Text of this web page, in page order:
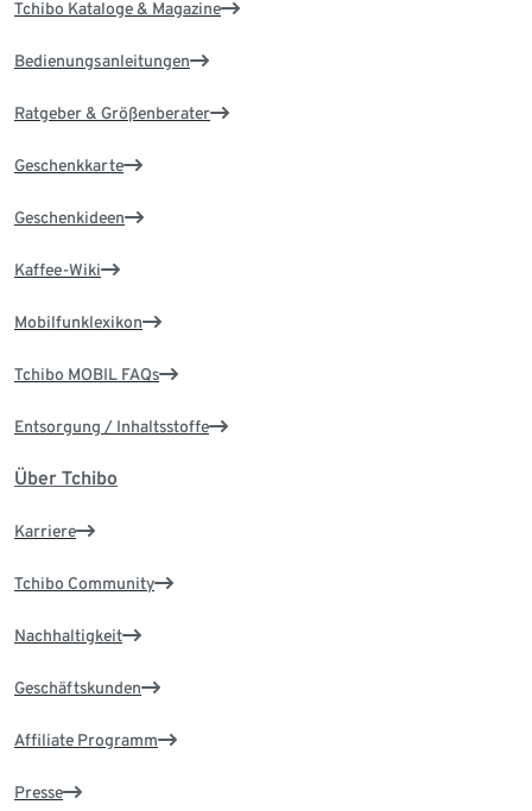
Tchibo Kataloge & Magazine
Bedienungsanleitungen
Ratgeber & Größenberater
Geschenkkarte
Geschenkideen
Kaffee-Wiki
Mobilfunklexikon
Tchibo MOBIL FAQs
Entsorgung / Inhaltsstoffe
Über Tchibo
Karriere
Tchibo Community
Nachhaltigkeit
Geschäftskunden
Affiliate Programm
Presse